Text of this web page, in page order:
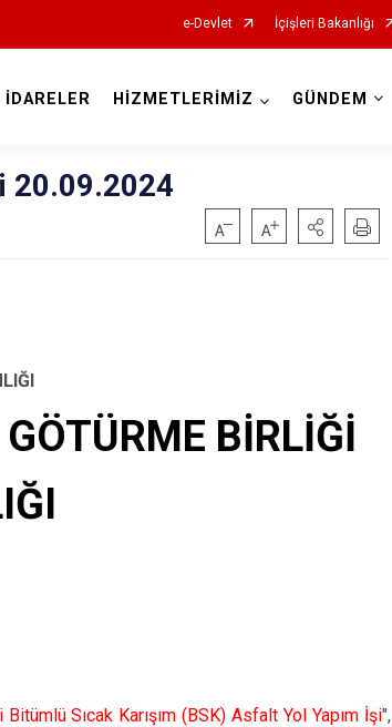
e-Devlet İçişleri Bakanlığı
Eleşkirt
İDARELER HİZMETLERİMİZ GÜNDEM
20.09.2024
BİRLİĞİ
Bitümlü Sıcak Karışım (BSK) Asfalt Yol Yapım İşi",